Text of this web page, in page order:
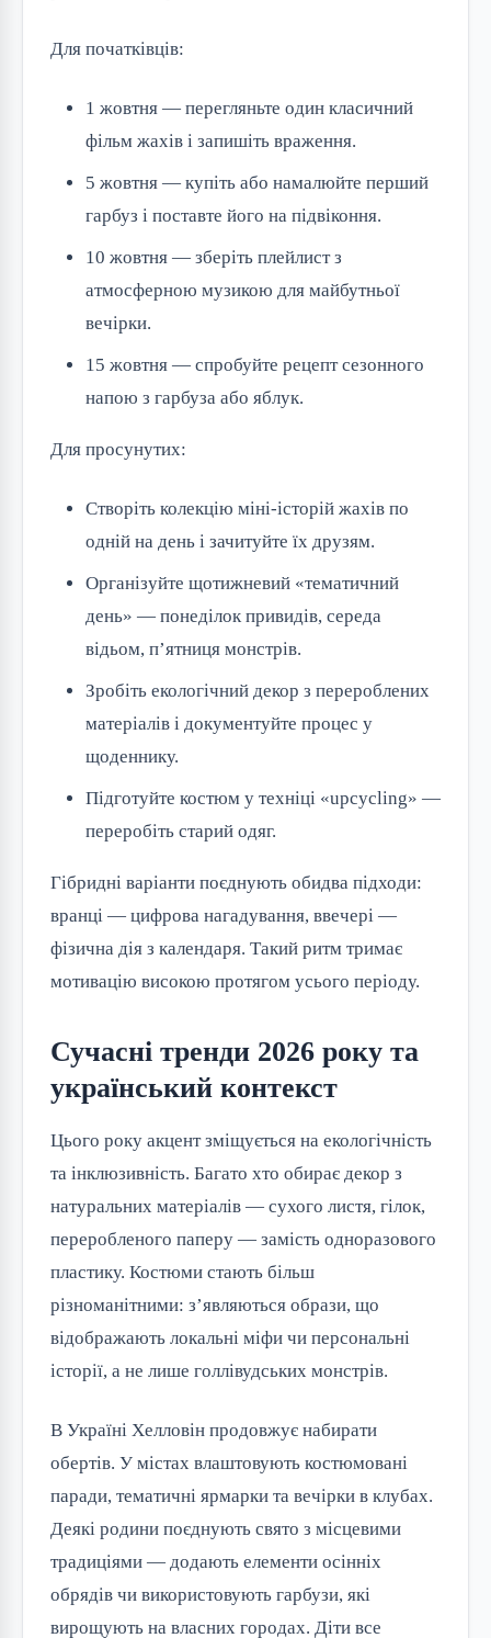
Для початківців:
1 жовтня — перегляньте один класичний
фільм жахів і запишіть враження.
5 жовтня — купіть або намалюйте перший
гарбуз і поставте його на підвіконня.
10 жовтня — зберіть плейлист з
атмосферною музикою для майбутньої
вечірки.
15 жовтня — спробуйте рецепт сезонного
напою з гарбуза або яблук.
Для просунутих:
Створіть колекцію міні-історій жахів по
одній на день і зачитуйте їх друзям.
Організуйте щотижневий «тематичний
день» — понеділок привидів, середа
відьом, п’ятниця монстрів.
Зробіть екологічний декор з перероблених
матеріалів і документуйте процес у
щоденнику.
Підготуйте костюм у техніці «upcycling» —
переробіть старий одяг.
Гібридні варіанти поєднують обидва підходи:
вранці — цифрова нагадування, ввечері —
фізична дія з календаря. Такий ритм тримає
мотивацію високою протягом усього періоду.
Сучасні тренди 2026 року та
український контекст
Цього року акцент зміщується на екологічність
та інклюзивність. Багато хто обирає декор з
натуральних матеріалів — сухого листя, гілок,
переробленого паперу — замість одноразового
пластику. Костюми стають більш
різноманітними: з’являються образи, що
відображають локальні міфи чи персональні
історії, а не лише голлівудських монстрів.
В Україні Хелловін продовжує набирати
обертів. У містах влаштовують костюмовані
паради, тематичні ярмарки та вечірки в клубах.
Деякі родини поєднують свято з місцевими
традиціями — додають елементи осінніх
обрядів чи використовують гарбузи, які
вирощують на власних городах. Діти все